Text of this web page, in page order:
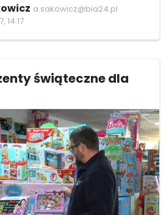
a.sakowicz@bia24.pl
14:17
świąteczne dla